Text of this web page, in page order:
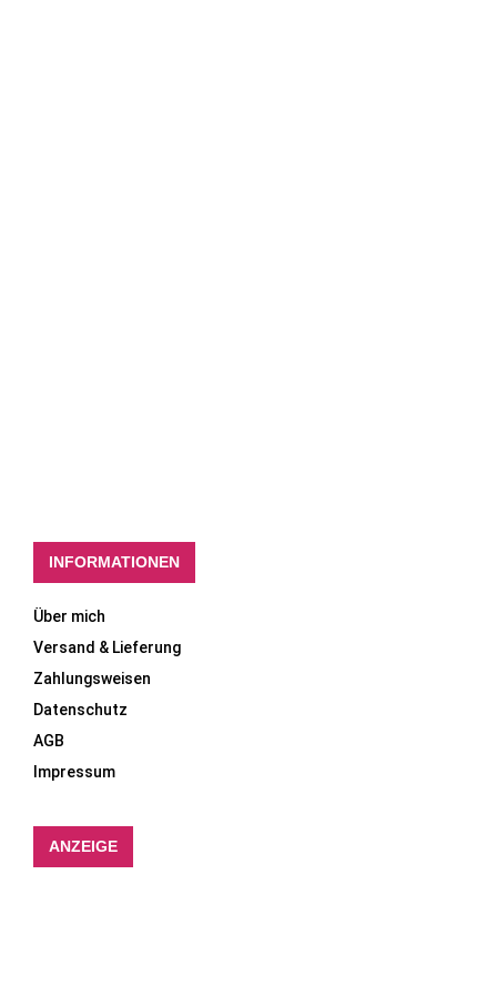
INFORMATIONEN
Über mich
Versand & Lieferung
Zahlungsweisen
Datenschutz
AGB
Impressum
ANZEIGE